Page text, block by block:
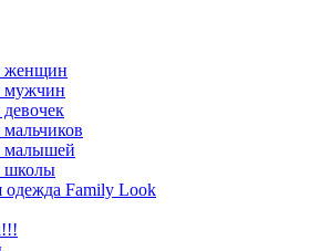
женщин
мужчин
малышей
школы
одежда Family Look